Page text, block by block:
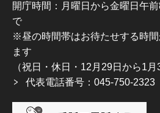
開庁時間：月曜日から金曜日午
で
※昼の時間帯はお待たせする時間
ます
（祝日・休日・12月29日から1月
代表電話番号：045-750-2323